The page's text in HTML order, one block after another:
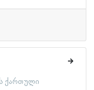
ქართული